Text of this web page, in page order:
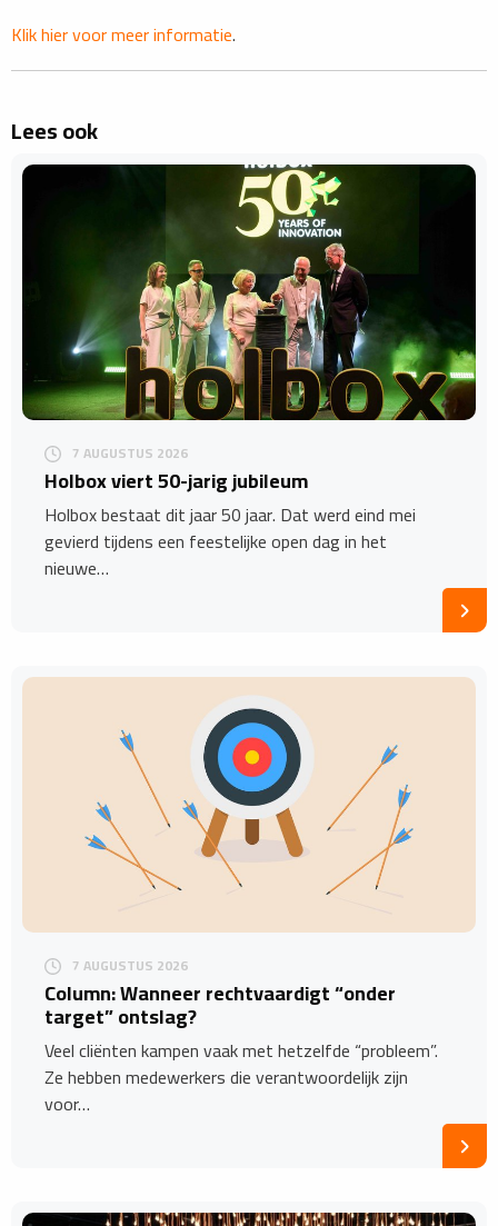
Klik hier voor meer informatie.
Lees ook
7 AUGUSTUS 2026
Holbox viert 50-jarig jubileum
Holbox bestaat dit jaar 50 jaar. Dat werd eind mei
gevierd tijdens een feestelijke open dag in het
nieuwe…
7 AUGUSTUS 2026
Column: Wanneer rechtvaardigt “onder
target” ontslag?
Veel cliënten kampen vaak met hetzelfde “probleem”.
Ze hebben medewerkers die verantwoordelijk zijn
voor…